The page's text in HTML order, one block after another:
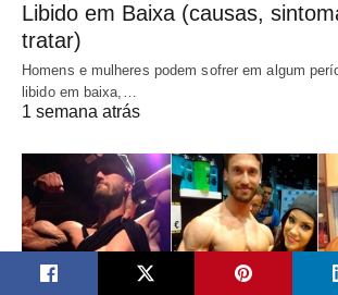
Libido em Baixa (causas,
tratar)
Homens e mulheres podem sofrer em algum
libido em baixa,…
1 semana atrás